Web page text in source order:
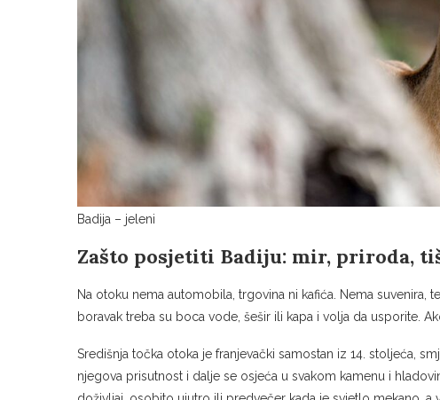
Badija – jeleni
Zašto posjetiti Badiju: mir, priroda,
Na otoku nema automobila, trgovina ni kafića. Nema suvenira,
boravak treba su boca vode, šešir ili kapa i volja da usporite.
Središnja točka otoka je franjevački samostan iz 14. stoljeća,
njegova prisutnost i dalje se osjeća u svakom kamenu i